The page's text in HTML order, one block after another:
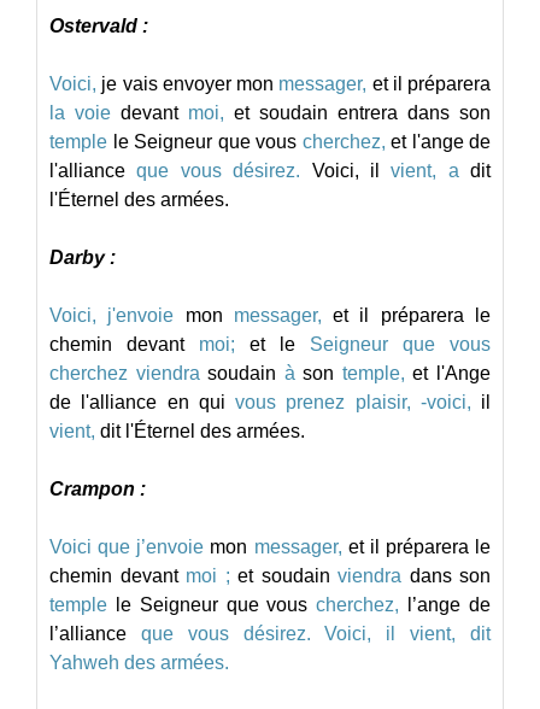
Ostervald :
Voici, je vais envoyer mon messager, et il préparera
la voie devant moi, et soudain entrera dans son
temple le Seigneur que vous cherchez, et l'ange de
l'alliance que vous désirez. Voici, il vient, a dit
l'Éternel des armées.
Darby :
Voici, j'envoie mon messager, et il préparera
le
chemin
devant moi; et le Seigneur que
vous
cherchez viendra soudain à son temple, et
l'Ange
de
l'alliance en qui vous prenez plaisir, -voici, il
vient, dit l'Éternel des armées.
Crampon :
Voici que j’envoie mon messager, et il préparera le
chemin devant moi ; et soudain viendra dans son
temple
le Seigneur que vous cherchez, l’ange de
l’alliance
que vous désirez. Voici, il vient,
dit
Yahweh des armées.